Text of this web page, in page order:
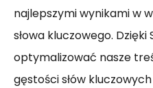
najlepszymi wynikami w
słowa kluczowego. Dzięki
optymalizować nasze
gęstości słów